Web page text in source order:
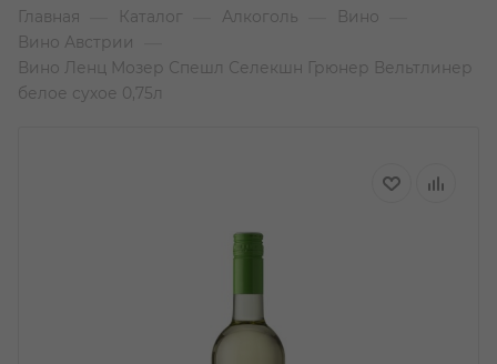
Главная Каталог Алкоголь Вино
Вино Австрии
Вино Ленц Мозер Спешл Селекшн Грюнер Вельтлинер
белое сухое 0,75л